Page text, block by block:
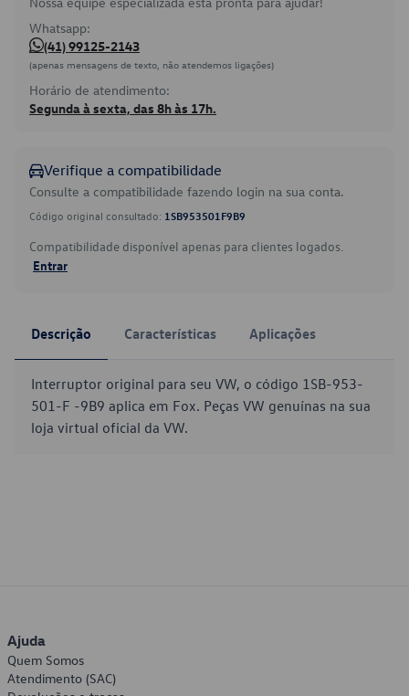
Whatsapp:
(41) 99125-2143
(apenas mensagens de texto, não atendemos ligações)
Horário de atendimento:
Segunda à sexta, das 8h às 17h.
Verifique a compatibilidade
Consulte a compatibilidade fazendo login na sua conta.
Código original consultado: 1SB953501F9B9
Compatibilidade disponível apenas para clientes logados.
Entrar
Descrição Características Aplicações
Interruptor original para seu VW, o código 1SB-953-
501-F -9B9 aplica em Fox. Peças VW genuínas na sua
loja virtual oficial da VW.
Ajuda
Quem Somos
Atendimento (SAC)